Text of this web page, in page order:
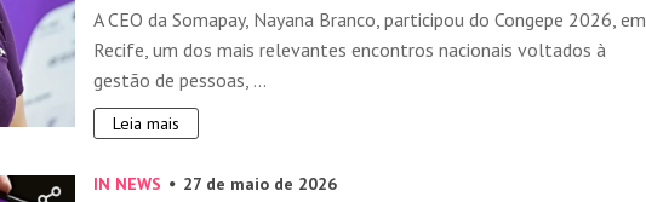
A CEO da Somapay, Nayana Branco, participou do Congepe 2026, em
Recife, um dos mais relevantes encontros nacionais voltados à
gestão de pessoas, ...
Leia mais
IN NEWS 27 de maio de 2026